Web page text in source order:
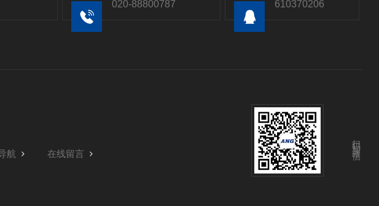
020-88800787
610370206
航 在线留言
扫码加微信